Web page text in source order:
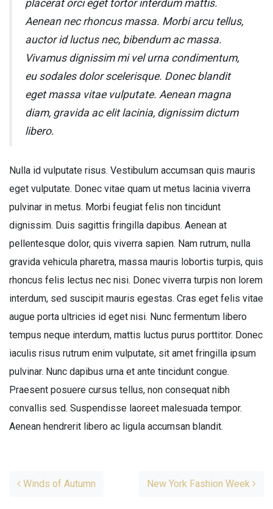
placerat orci eget tortor interdum mattis.
Aenean nec rhoncus massa. Morbi arcu tellus,
auctor id luctus nec, bibendum ac massa.
Vivamus dignissim mi vel urna condimentum,
eu sodales dolor scelerisque. Donec blandit
eget massa vitae vulputate. Aenean magna
diam, gravida ac elit lacinia, dignissim dictum
libero.
Nulla id vulputate risus. Vestibulum accumsan quis mauris
eget vulputate. Donec vitae quam ut metus lacinia viverra
pulvinar in metus. Morbi feugiat felis non tincidunt
dignissim. Duis sagittis fringilla dapibus. Aenean at
pellentesque dolor, quis viverra sapien. Nam rutrum, nulla
gravida vehicula pharetra, massa mauris lobortis turpis, quis
rhoncus felis lectus nec nisi. Donec viverra turpis non lorem
interdum, sed suscipit mauris egestas. Cras eget felis vitae
augue porta ultricies id eget nisi. Nunc fermentum libero
tempus neque interdum, mattis luctus purus porttitor. Donec
iaculis risus rutrum enim vulputate, sit amet fringilla ipsum
pulvinar. Nunc dapibus urna et ante tincidunt congue.
Praesent posuere cursus tellus, non consequat nibh
convallis sed. Suspendisse laoreet malesuada tempor.
Aenean hendrerit libero ac ligula accumsan blandit.
Winds of Autumn New York Fashion Week